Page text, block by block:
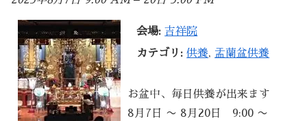
会場: 吉祥院
カテゴリ: 供養, 盂蘭盆供養
お盆中、毎日供養が出来ます
8月7日 〜 8月20日 9:00 〜